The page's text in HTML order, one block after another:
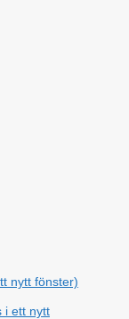
nytt fönster)
i ett nytt